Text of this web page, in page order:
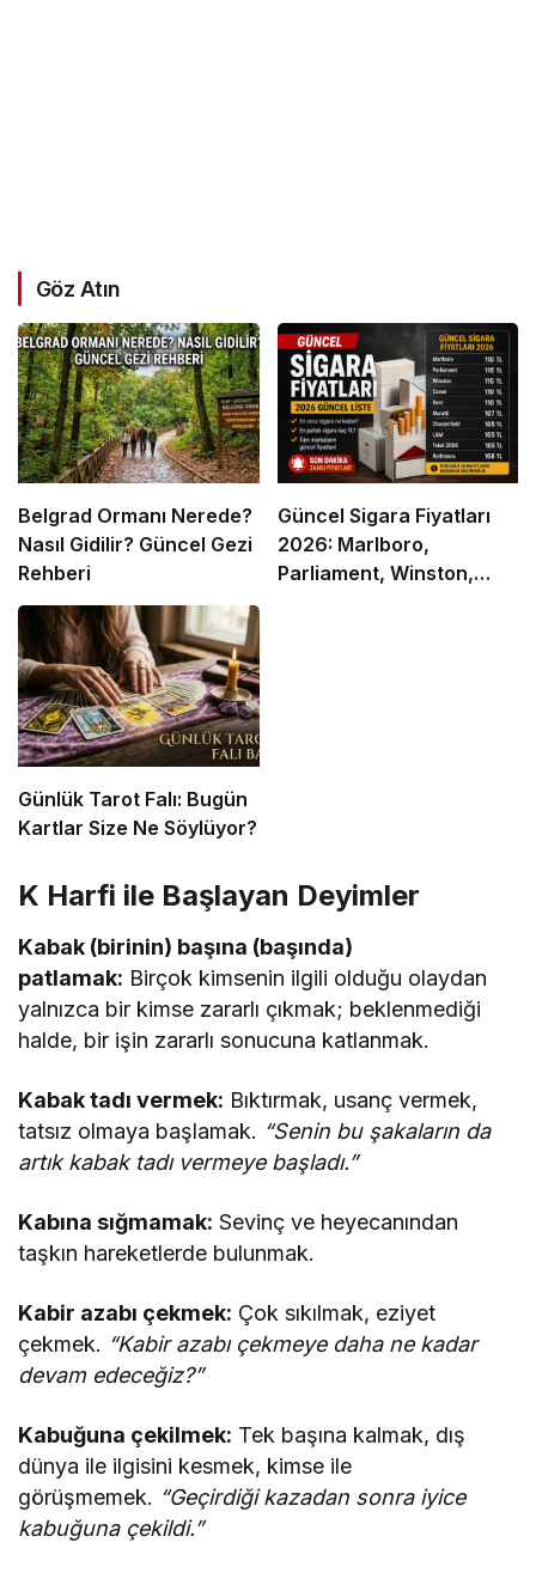
Göz Atın
Belgrad Ormanı Nerede?
Nasıl Gidilir? Güncel Gezi
Rehberi
Güncel Sigara Fiyatları
2026: Marlboro,
Parliament, Winston,
Günlük Tarot Falı: Bugün
Kartlar Size Ne Söylüyor?
K Harfi ile Başlayan Deyimler
Kabak (birinin) başına (başında)
patlamak: Birçok kimsenin ilgili olduğu olaydan
yalnızca bir kimse zararlı çıkmak; beklenmediği
halde, bir işin zararlı sonucuna katlanmak.
Kabak tadı vermek: Bıktırmak, usanç vermek,
tatsız olmaya başlamak. “Senin bu şakaların da
artık kabak tadı vermeye başladı.”
Kabına sığmamak: Sevinç ve heyecanından
taşkın hareketlerde bulunmak.
Kabir azabı çekmek: Çok sıkılmak, eziyet
çekmek. “Kabir azabı çekmeye daha ne kadar
devam edeceğiz?”
Kabuğuna çekilmek: Tek başına kalmak, dış
dünya ile ilgisini kesmek, kimse ile
görüşmemek. “Geçirdiği kazadan sonra iyice
kabuğuna çekildi.”